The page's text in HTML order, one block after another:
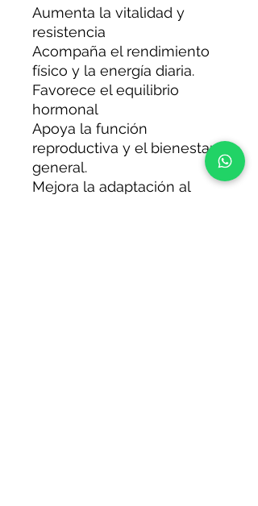
Aumenta la vitalidad y
resistencia
Acompaña el rendimiento
físico y la energía diaria.
Favorece el equilibrio
hormonal
Apoya la función
reproductiva y el bienestar
general.
Mejora la adaptación al